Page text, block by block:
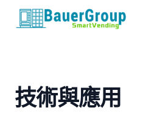
包爾科技
技術與應用